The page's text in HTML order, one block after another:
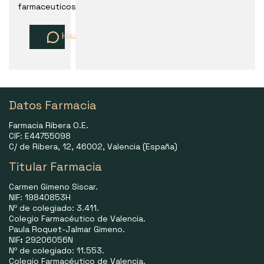
farmaceuticos
Haz una pregunta
Datos Farmacia
Farmacia Ribera O.E.
CIF: E44755098
C/ de Ribera, 12, 46002, Valencia (España)
Titular Farmacia
Carmen Gimeno Siscar.
NIF: 19840853H
Nº de colegiado: 3.411.
Colegio Farmacéutico de Valencia.
Paula Roquet-Jalmar Gimeno.
NIF: 29206056N
Nº de colegiado: 11.553.
Colegio Farmacéutico de Valencia.